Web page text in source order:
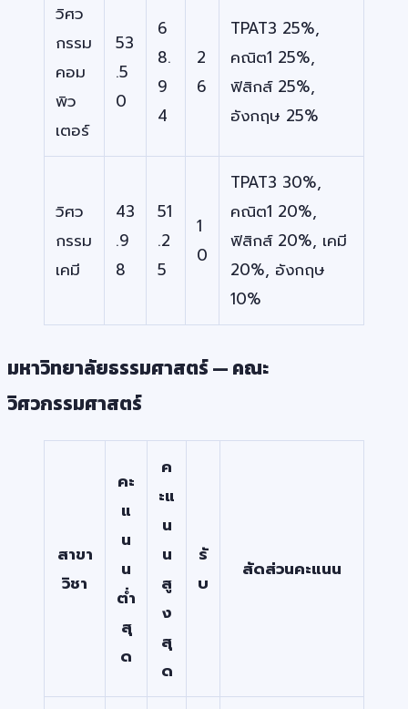
วิศว
กรรม
คอม
พิว
เตอร์
53
.5
0
6
8.
9
4
2
6
TPAT3 25%,
คณิต1 25%,
ฟิสิกส์ 25%,
อังกฤษ 25%
วิศว
กรรม
เคมี
43
.9
8
51
.2
5
1
0
TPAT3 30%,
คณิต1 20%,
ฟิสิกส์ 20%, เคมี
20%, อังกฤษ
10%
มหาวิทยาลัยธรรมศาสตร์ — คณะ
วิศวกรรมศาสตร์
สาขา
วิชา
คะ
แ
น
น
ต่ำ
สุ
ด
ค
ะแ
น
น
สู
ง
สุ
ด
รั
บ
สัดส่วนคะแนน